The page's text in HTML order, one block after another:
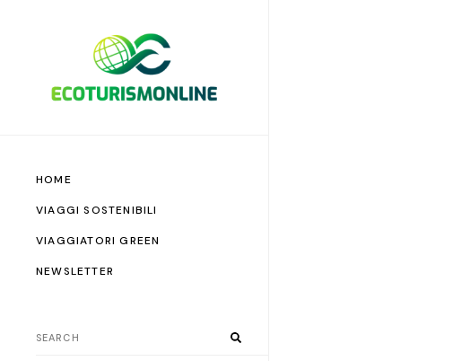
HOME
VIAGGI SOSTENIBILI
VIAGGIATORI GREEN
NEWSLETTER